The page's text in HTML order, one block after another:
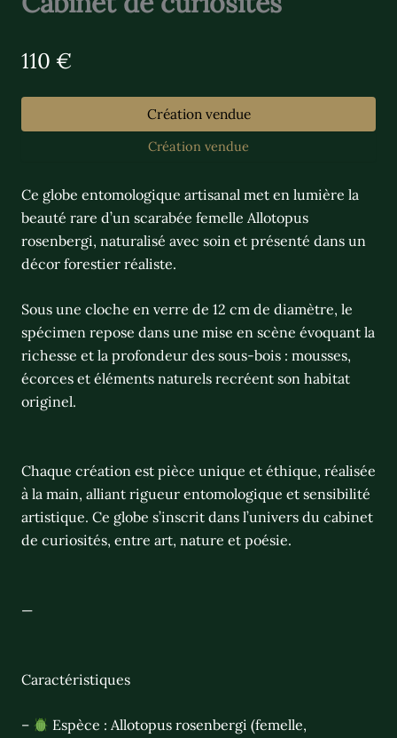
N
110 €
Création vendue
Création vendue
Ce globe entomologique artisanal met en lumière la
beauté rare d’un scarabée femelle Allotopus
rosenbergi, naturalisé avec soin et présenté dans un
décor forestier réaliste.
Sous une cloche en verre de 12 cm de diamètre, le
spécimen repose dans une mise en scène évoquant la
richesse et la profondeur des sous-bois : mousses,
écorces et éléments naturels recréent son habitat
originel.
Chaque création est pièce unique et éthique, réalisée
à la main, alliant rigueur entomologique et sensibilité
artistique. Ce globe s’inscrit dans l’univers du cabinet
de curiosités, entre art, nature et poésie.
—
Caractéristiques
–
Espèce : Allotopus rosenbergi (femelle,